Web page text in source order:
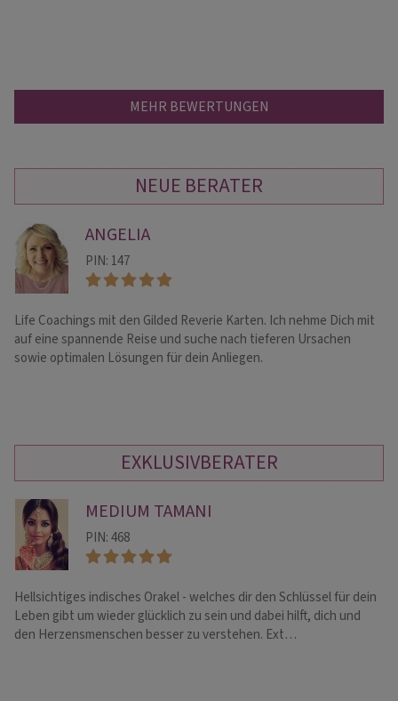
MEHR BEWERTUNGEN
NEUE BERATER
ANGELIA
PIN: 147
Life Coachings mit den Gilded Reverie Karten. Ich nehme Dich mit
auf eine spannende Reise und suche nach tieferen Ursachen
sowie optimalen Lösungen für dein Anliegen.
EXKLUSIVBERATER
MEDIUM TAMANI
PIN: 468
Hellsichtiges indisches Orakel - welches dir den Schlüssel für dein
Leben gibt um wieder glücklich zu sein und dabei hilft, dich und
den Herzensmenschen besser zu verstehen. Ext…